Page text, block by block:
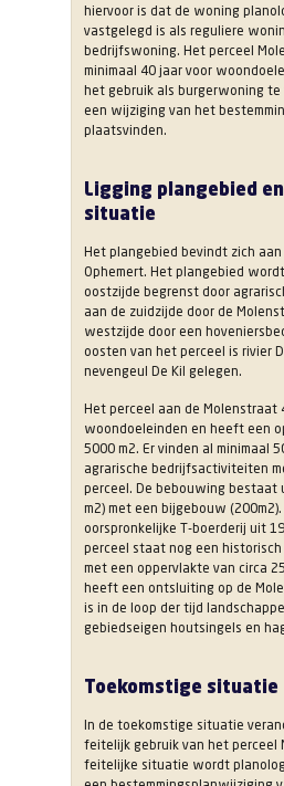
hiervoor is dat de woning
vastgelegd is als reguliere
bedrijfswoning. Het perceel
minimaal 40 jaar voor
het gebruik als burgerwoning te
een wijziging van het
plaatsvinden.
Ligging plangebied
situatie
Het plangebied bevindt zich
Ophemert. Het plangebied
oostzijde begrenst door
aan de zuidzijde door de
westzijde door een
oosten van het perceel is rivier
nevengeul De Kil gelegen.
Het perceel aan de Molenstraat
woondoeleinden en heeft een
5000 m2. Er vinden al minimaal
agrarische bedrijfsactiviteiten
perceel. De bebouwing bestaat
m2) met een bijgebouw
oorspronkelijke T-boerderij uit
perceel staat nog een
met een oppervlakte van circa
heeft een ontsluiting op de
is in de loop der tijd
gebiedseigen houtsingels en
Toekomstige situatie
In de toekomstige situatie
feitelijk gebruik van het perceel
feitelijke situatie wordt